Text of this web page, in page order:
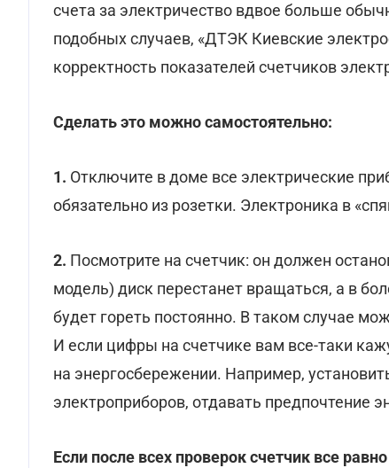
счета за электричество вдвое больше
подобных случаев, «ДТЭК Киевские
корректность показателей счетчиков
Сделать это можно самостоятельно:
1. Отключите в доме все электрические
обязательно из розетки. Электроника в
2. Посмотрите на счетчик: он должен
модель) диск перестанет вращаться, а в
будет гореть постоянно. В таком случае
И если цифры на счетчике вам все-таки
на энергосбережении. Например,
электроприборов, отдавать предпочтение
Если после всех проверок счетчик все